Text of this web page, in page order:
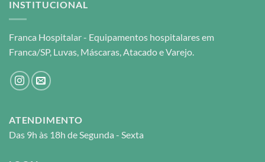
INSTITUCIONAL
Franca Hospitalar - Equipamentos hospitalares em
Franca/SP, Luvas, Máscaras, Atacado e Varejo.
ATENDIMENTO
Das 9h às 18h de Segunda - Sexta